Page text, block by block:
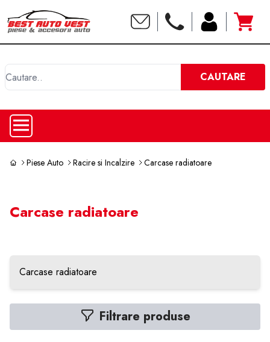
CAUTARE
Piese Auto Racire si Incalzire Carcase radiatoare
Carcase radiatoare
Carcase radiatoare
Filtrare produse